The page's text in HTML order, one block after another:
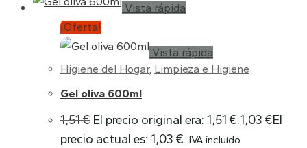
Vista rápida
¡Oferta!
Vista rápida
Higiene del Hogar, Limpieza e Higiene
Gel oliva 600ml
1,51€ El precio original era: 1,51 €.1,03 €El
precio actual es: 1,03 €. IVA incluído